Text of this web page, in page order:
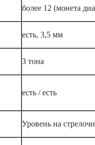
более 12 (монета
есть, 3,5 мм
3 тона
есть / есть
Уровень на